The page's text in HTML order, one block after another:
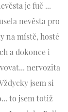
je fuč ...
nevěsta pro
na místě, hosté
a dokonce i
nervozita
jsem si
to jsem totiž